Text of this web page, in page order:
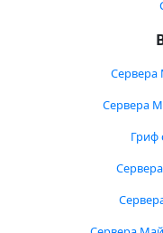
Сервера
Гриф